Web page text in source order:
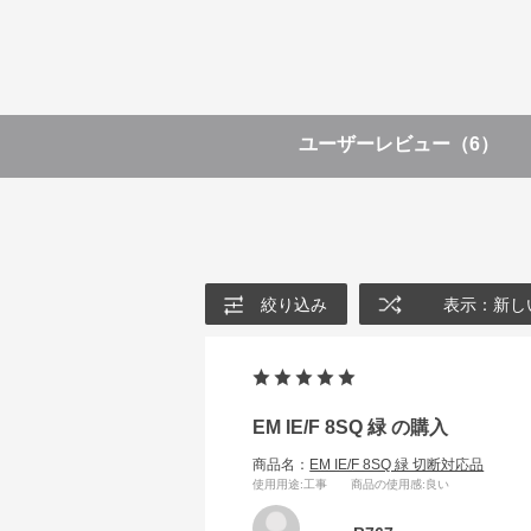
ユーザーレビュー （6）
絞り込み 表示：新し
EM IE/F 8SQ 緑 の購入
商品名： EM IE/F 8SQ 緑 切断対応品
使用用途:工事 商品の使用感:良い